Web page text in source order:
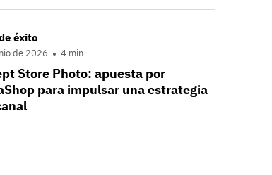
éxito
de 2026 4 min
Store Photo: apuesta por
para impulsar una estrategia